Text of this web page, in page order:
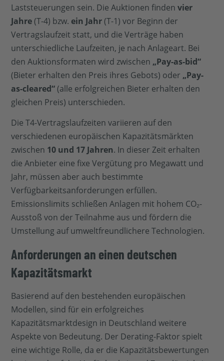
Laststeuerungen sein. Die Auktionen findenvier
Jahre(T-4) bzw. ein Jahr(T-1) vor Beginn der
Vertragslaufzeit statt, und die Verträge haben
unterschiedliche Laufzeiten, je nach Anlageart. Bei
den Auktionsformaten wird zwischen „Pay-as-bid“
(Bieter erhalten den Preis ihres Gebots) oder „Pay-
as-cleared“(alle erfolgreichen Bieter erhalten den
gleichen Preis) unterschieden.
Die T4-Vertragslaufzeiten variieren auf den
verschiedenen europäischen Kapazitätsmärkten
zwischen 10 und 17 Jahren. In dieser Zeit erhalten
die Anbieter eine fixe Vergütung pro Megawatt und
Jahr, müssen aber auch bestimmte
Verfügbarkeitsanforderungen erfüllen.
Emissionslimits schließen Anlagen mit hohem CO₂-
Ausstoß von der Teilnahme aus und fördern die
Umstellung auf umweltfreundlichere Technologien.
Anforderungen an einen deutschen
Kapazitätsmarkt
Basierend auf den bestehenden europäischen
Modellen, sind für ein erfolgreiches
Kapazitätsmarktdesign in Deutschland weitere
Aspekte von Bedeutung. Der Derating-Faktor spielt
eine wichtige Rolle, da er die Kapazitätsbewertungen